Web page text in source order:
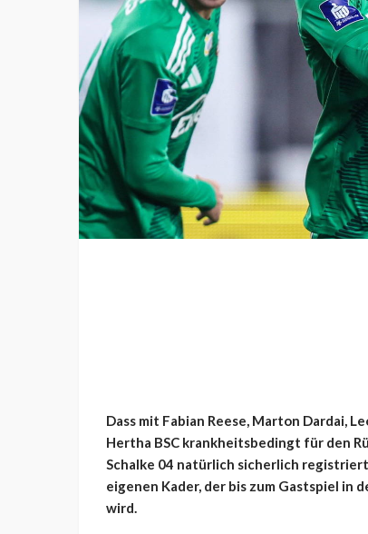
Dass mit Fabian Reese, Marton Dardai,
Hertha BSC krankheitsbedingt für den
Schalke 04 natürlich sicherlich
eigenen Kader, der bis zum Gastspiel in
wird.